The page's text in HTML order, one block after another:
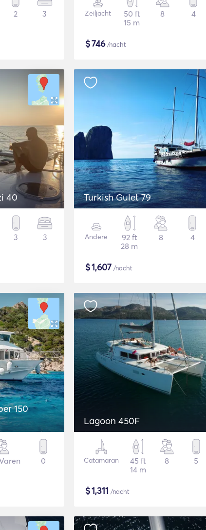
2 3 Zeiljacht
50 ft
15 m
8 4
$746/nacht
40
3 3
Turkish Gulet 79
Andere
92 ft
28 m
8 4
$1,607 /nacht
150
0
Lagoon 450F
Catamaran
45 ft
14 m
8 5
$1,311 /nacht